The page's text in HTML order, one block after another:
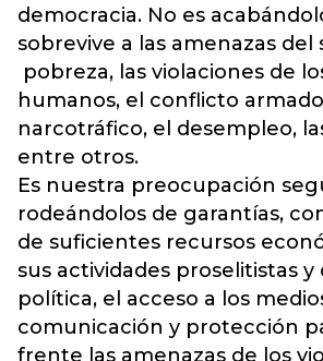
democracia. No es
sobrevive a las amenazas del
pobreza, las violaciones de
humanos, el conflicto
narcotráfico, el desempleo,
entre otros.
Es nuestra preocupación
rodeándolos de garantías,
de suficientes recursos
sus actividades proselitistas
política, el acceso a los
comunicación y protección
frente las amenazas de los